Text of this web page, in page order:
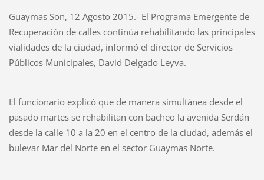
Guaymas Son, 12 Agosto 2015.- El Programa Emergente de
Recuperación de calles continúa rehabilitando las principales
vialidades de la ciudad, informó el director de Servicios
Públicos Municipales, David Delgado Leyva.
El funcionario explicó que de manera simultánea desde el
pasado martes se rehabilitan con bacheo la avenida Serdán
desde la calle 10 a la 20 en el centro de la ciudad, además el
bulevar Mar del Norte en el sector Guaymas Norte.